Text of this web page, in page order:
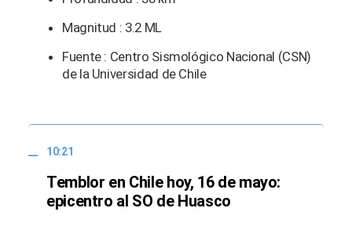
Magnitud : 3.2 ML
Fuente : Centro Sismológico Nacional (CSN)
de la Universidad de Chile
10:21
Temblor en Chile hoy, 16 de mayo:
epicentro al SO de Huasco